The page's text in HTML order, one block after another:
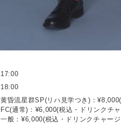
17:00
18:00
黄昏流星群SP(リハ見学つき)：
FC(通常)：¥6,000(税込・ドリンクチ
一般：¥6,000(税込・ドリンクチャー